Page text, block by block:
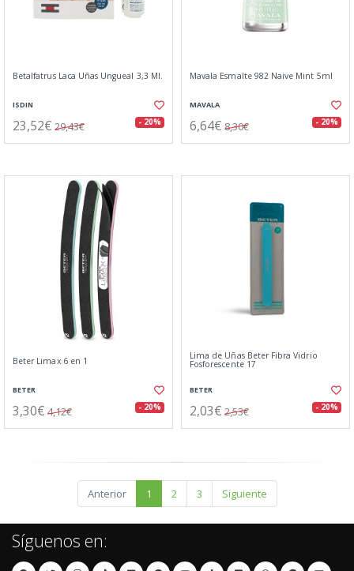
Betalfatrus Laca Uñas Ungueal 3,3 Ml.
ISDIN
23,52€ 29,43€ - 20%
Mavala Esmalte 982 Naive Mint 5ml
MAVALA
6,64€ 8,30€ - 20%
Beter Limax 6 en 1
BETER
3,30€ 4,12€ - 20%
Lima de Uñas Beter Fibra Vidrio
Fosforescente 17
BETER
2,03€ 2,53€ - 20%
Anterior 1 2 3 Siguiente
Síguenos en: